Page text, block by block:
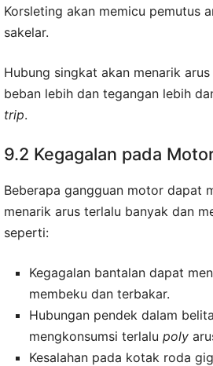
Korsleting akan memicu pemutus
sakelar.
Hubung singkat akan menarik
beban lebih dan tegangan lebih
trip.
9.2 Kegagalan pada
Beberapa gangguan motor dapat
menarik arus terlalu banyak dan
seperti:
Kegagalan bantalan dapat
membeku dan terbakar.
Hubungan pendek dalam
mengkonsumsi terlalu poly
Kesalahan pada kotak roda